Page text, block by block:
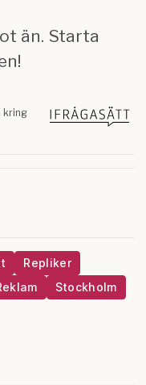
Repliker
Stockholm